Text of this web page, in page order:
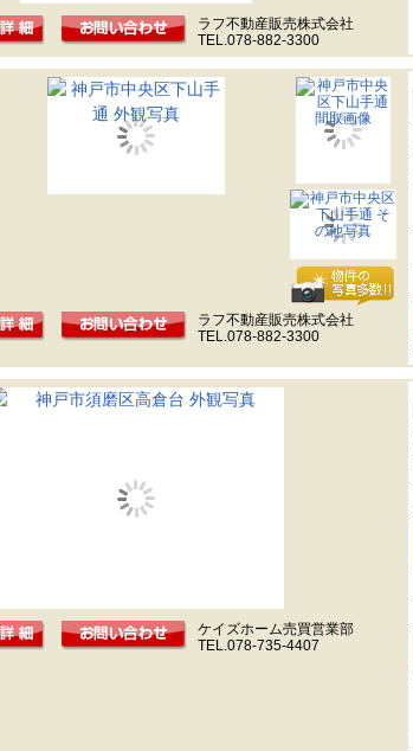
ラフ不動産販売株式会社
TEL.078-882-3300
ラフ不動産販売株式会社
TEL.078-882-3300
ケイズホーム売買営業部
TEL.078-735-4407